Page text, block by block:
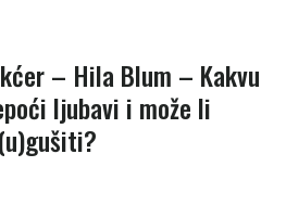
– Hila Blum – Kakvu
ljubavi i može li